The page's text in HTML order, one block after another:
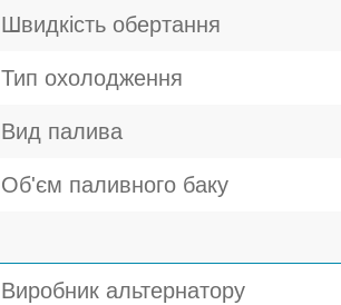
Швидкість обертання
Тип охолодження
Вид палива
Об'єм паливного баку
Виробник альтернатору